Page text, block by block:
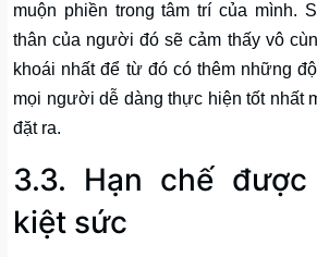
muộn phiền trong tâm trí của mình.
thân của người đó sẽ cảm thấy vô
khoái nhất để từ đó có thêm những
mọi người dễ dàng thực hiện tốt nhất
đặt ra.
3.3. Hạn chế
kiệt sức